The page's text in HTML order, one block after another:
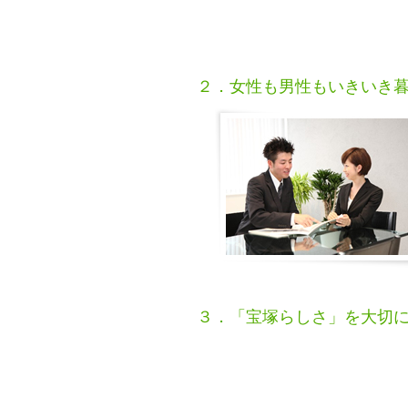
２．女性も男性もいきいき
３．「宝塚らしさ」を大切